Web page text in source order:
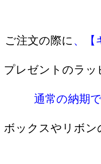
ご注文の際に 、【
プレゼントのラ
通常の納期
ボックスやリボン